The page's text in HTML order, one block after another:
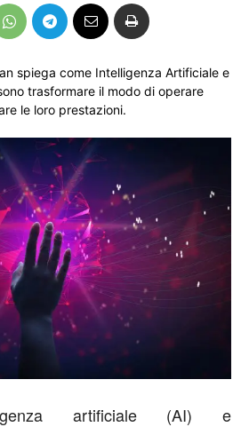
spiega come Intelligenza Artificiale e
trasformare il modo di operare
le loro prestazioni.
artificiale (AI) e